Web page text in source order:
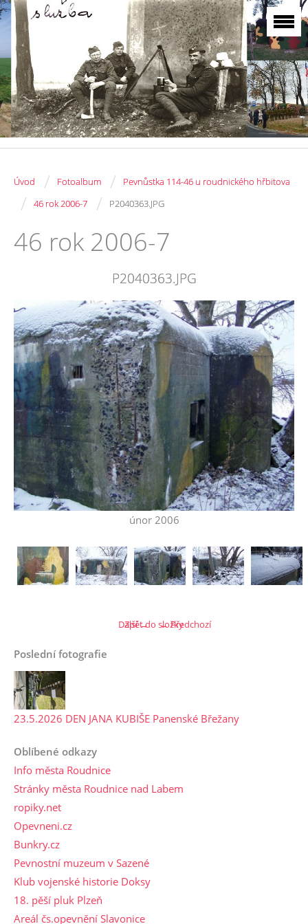
Úvod / Fotoalbum / Pevnůstka 114-46 u roudnického hřbitova
/ 46 rok 2006-7 / P2040363.JPG
46 rok 2006-7
P2040363.JPG
únor 2006
← Předchozí
Další →
Zpět do složky
Poslední fotografie
23.5.2026 DEN JANA KUBIŠE Panenské Břežany
Oblíbené odkazy
Info města Roudnice
Stránky města Roudnice nad Labem
ropiky.net
Opevneni.cz
Bunkry.cz
Pevnostní muzeum v Sazené
Klub vojenské historie Doksy
18. pěší pluk Plzeň
Areál čs.opevnění Slavonice